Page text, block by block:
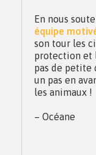
En nous
équipe
son tour les
protection et
pas de petite
un pas en
les animaux !
– Océane